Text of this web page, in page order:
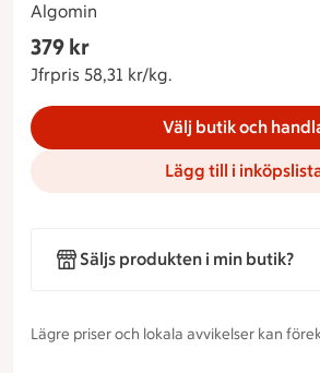
Algomin
379 kr
Jfrpris 58,31 kr/kg.
Välj butik och
Lägg till i
Säljs produkten i min butik?
Lägre priser och lokala avvikelser kan